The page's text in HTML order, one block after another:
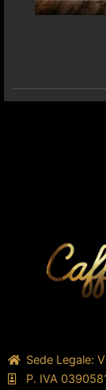
Sede Legale:
P. IVA